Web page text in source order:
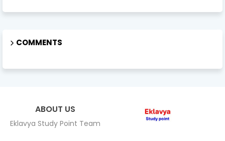
COMMENTS
ABOUT US
Eklavya Study Point Team